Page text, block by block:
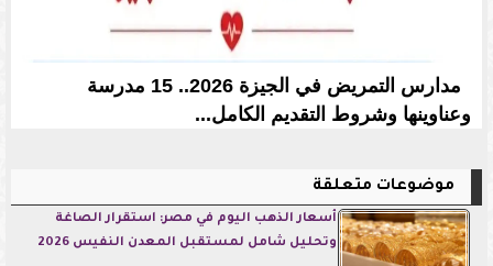
مدارس التمريض في الجيزة 2026.. 15 مدرسة
وعناوينها وشروط التقديم الكامل...
موضوعات متعلقة
أسعار الذهب اليوم في مصر: استقرار الصاغة
وتحليل شامل لمستقبل المعدن النفيس 2026